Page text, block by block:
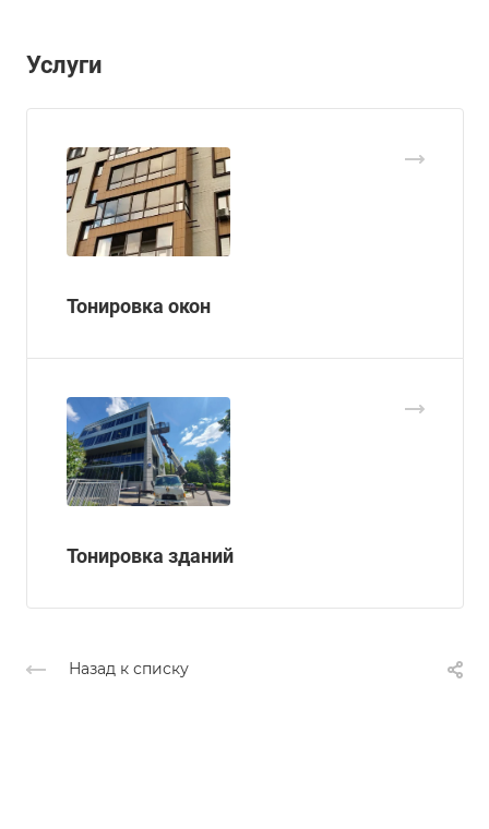
Услуги
Тонировка окон
Тонировка зданий
Назад к списку